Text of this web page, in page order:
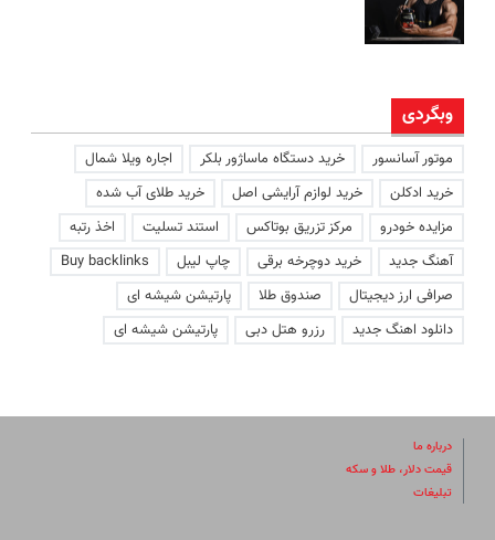
وبگردی
موتور آسانسور خرید دستگاه ماساژور بلکر
اجاره ویلا شمال
خرید ادکلن
خرید لوازم آرایشی اصل
خرید طلای آب شده
مزایده خودرو
مرکز تزریق بوتاکس استند تسلیت
اخذ رتبه
آهنگ جدید
خرید دوچرخه برقی چاپ لیبل
Buy backlinks
صرافی ارز دیجیتال
صندوق طلا
پارتیشن شیشه ای
دانلود اهنگ جدید
رزرو هتل دبی پارتیشن شیشه ای
درباره ما
قیمت دلار، طلا و سکه
تبلیغات